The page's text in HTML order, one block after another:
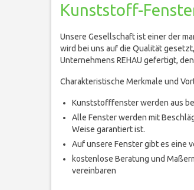
Kunststoff-
Unsere Gesellschaft ist einer der
wird bei uns auf die Qualität
Unternehmens REHAU gefertigt,
Charakteristische Merkmale und
Kunststofffenster werden aus
Alle Fenster werden mit
Weise garantiert ist.
Auf unsere Fenster gibt es eine
kostenlose Beratung und
vereinbaren